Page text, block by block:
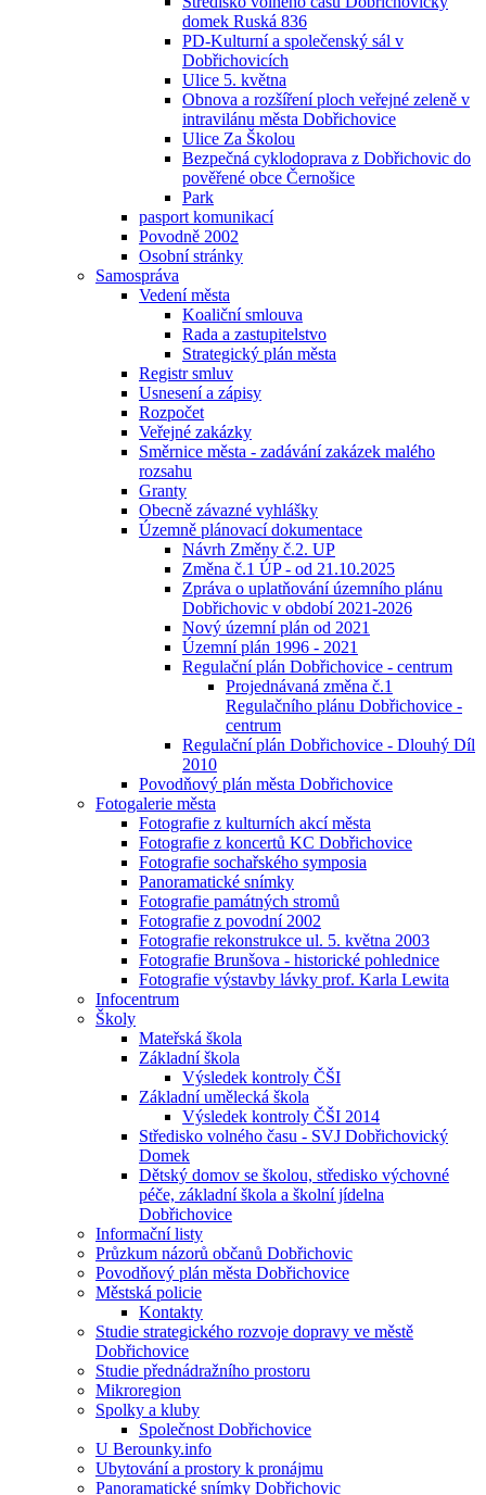
domek Ruská 836
PD-Kulturní a společenský sál v
Dobřichovicích
Ulice 5. května
Obnova a rozšíření ploch veřejné zeleně v
intravilánu města Dobřichovice
Ulice Za Školou
Bezpečná cyklodoprava z Dobřichovic do
pověřené obce Černošice
Park
pasport komunikací
Povodně 2002
Osobní stránky
Samospráva
Vedení města
Koaliční smlouva
Rada a zastupitelstvo
Strategický plán města
Registr smluv
Usnesení a zápisy
Rozpočet
Veřejné zakázky
Směrnice města - zadávání zakázek malého
rozsahu
Granty
Obecně závazné vyhlášky
Územně plánovací dokumentace
Návrh Změny č.2. UP
Změna č.1 ÚP - od 21.10.2025
Zpráva o uplatňování územního plánu
Dobřichovic v období 2021-2026
Nový územní plán od 2021
Územní plán 1996 - 2021
Regulační plán Dobřichovice - centrum
Projednávaná změna č.1
Regulačního plánu Dobřichovice -
centrum
Regulační plán Dobřichovice - Dlouhý Díl
2010
Povodňový plán města Dobřichovice
Fotogalerie města
Fotografie z kulturních akcí města
Fotografie z koncertů KC Dobřichovice
Fotografie sochařského symposia
Panoramatické snímky
Fotografie památných stromů
Fotografie z povodní 2002
Fotografie rekonstrukce ul. 5. května 2003
Fotografie Brunšova - historické pohlednice
Fotografie výstavby lávky prof. Karla Lewita
Infocentrum
Školy
Mateřská škola
Základní škola
Výsledek kontroly ČŠI
Základní umělecká škola
Výsledek kontroly ČŠI 2014
Středisko volného času - SVJ Dobřichovický
Domek
Dětský domov se školou, středisko výchovné
péče, základní škola a školní jídelna
Dobřichovice
Informační listy
Průzkum názorů občanů Dobřichovic
Povodňový plán města Dobřichovice
Městská policie
Kontakty
Studie strategického rozvoje dopravy ve městě
Dobřichovice
Studie přednádražního prostoru
Mikroregion
Spolky a kluby
Společnost Dobřichovice
U Berounky.info
Ubytování a prostory k pronájmu
Panoramatické snímky Dobřichovic